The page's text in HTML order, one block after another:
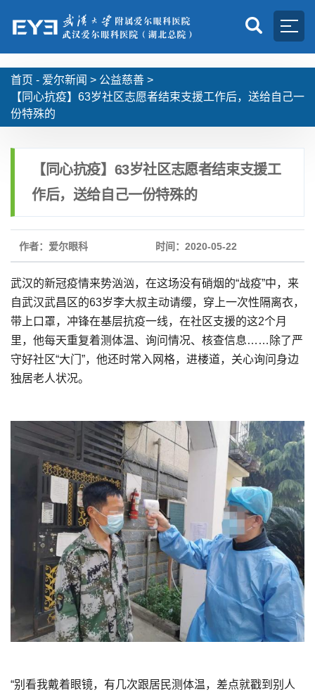
首页 - 爱尔新闻 > 公益慈善 >
【同心抗疫】63岁社区志愿者结束支援工作后，送给自己一
份特殊的
【同心抗疫】63岁社区志愿者结束支援工
作后，送给自己一份特殊的
作者：爱尔眼科 时间：2020-05-22
武汉的新冠疫情来势汹汹，在这场没有硝烟的“战疫”中，来
自武汉武昌区的63岁李大叔主动请缨，穿上一次性隔离衣，
带上口罩，冲锋在基层抗疫一线，在社区支援的这2个月
里，他每天重复着测体温、询问情况、核查信息……除了严
守好社区“大门”，他还时常入网格，进楼道，关心询问身边
独居老人状况。
“别看我戴着眼镜，有几次跟居民测体温，差点就戳到别人